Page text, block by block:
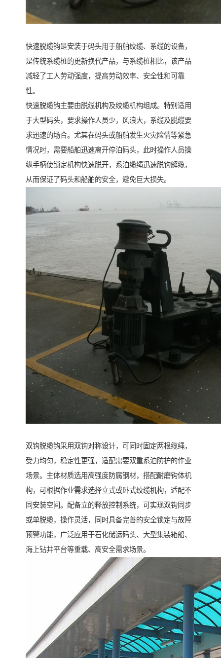
快速脱缆钩是安装于码头用于船舶绞缆、系缆的设备，
是传统系缆桩的更新换代产品，与系缆桩相比，该产品
减轻了工人劳动强度，提高劳动效率、安全性和可靠
性。
快速脱缆钩主要由脱缆机构及绞缆机构组成。特别适用
于大型码头，要求操作人员少，风浪大，系缆及脱缆要
求迅速的场合。尤其在码头或船舶发生火灾险情等紧急
情况时，需要船舶迅速离开停泊码头，此时操作人员操
纵手柄使锁定机构快速脱开，系泊缆绳迅速脱钩解缆，
从而保证了码头和船舶的安全，避免巨大损失。
双钩脱缆钩采用双钩对称设计，可同时固定两根缆绳，
受力均匀，稳定性更强，适配需要双重系泊防护的作业
场景。主体材质选用高强度防腐钢材，搭配耐磨钩体机
构，可根据作业需求选择立式或卧式绞缆机构，适配不
同安装空间。配备立的释放控制系统，可实现双钩同步
或单脱缆，操作灵活，同时具备完善的安全锁定与故障
预警功能，广泛应用于石化储运码头、大型集装箱船、
海上钻井平台等重载、高安全需求场景。